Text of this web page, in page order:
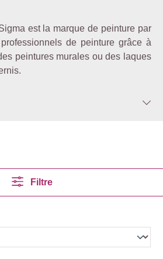
est la marque de peinture par
de peinture grâce à
peintures murales ou des laques
Filtre